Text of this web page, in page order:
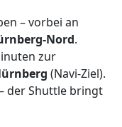
– vorbei an
Nord.
zur
(Navi-Ziel).
der Shuttle bringt